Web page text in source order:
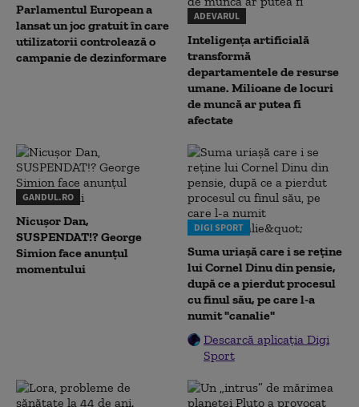
Parlamentul European a
lansat un joc gratuit în care
utilizatorii controlează o
campanie de dezinformare
ADEVARUL
Inteligența artificială
transformă
departamentele de resurse
umane. Milioane de locuri
de muncă ar putea fi
afectate
GANDUL.RO
Nicușor Dan,
SUSPENDAT!? George
Simion face anunțul
momentului
DIGI SPORT
Suma uriașă care i se reține
lui Cornel Dinu din pensie,
după ce a pierdut procesul
cu finul său, pe care l-a
numit "canalie"
Descarcă aplicația Digi
Sport